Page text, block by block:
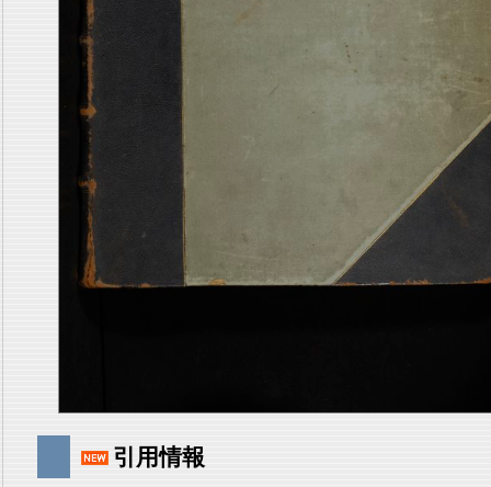
引用情報